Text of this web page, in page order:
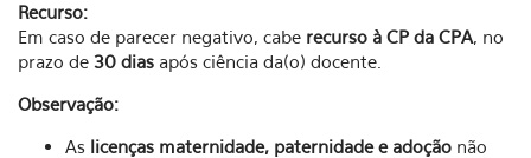
Recurso:
Em caso de parecer negativo, cabe recurso à CP da CPA, no
prazo de 30 dias após ciência da(o) docente.
Observação:
As licenças maternidade, paternidade e adoção não